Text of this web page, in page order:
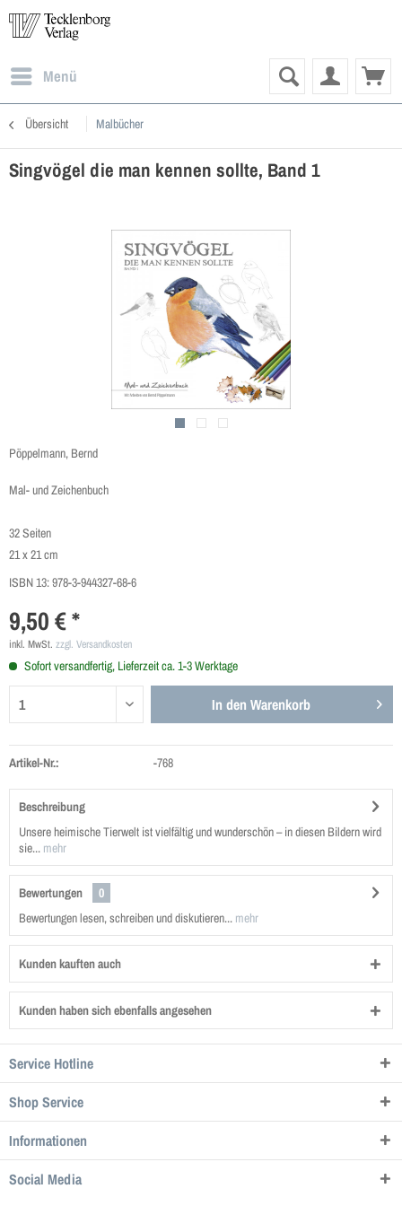
Menü
Übersicht Malbücher
Singvögel die man kennen sollte, Band 1
Pöppelmann, Bernd
Mal- und Zeichenbuch
32 Seiten
21 x 21 cm
ISBN 13:978-3-944327-68-6
9,50 € *
inkl. MwSt. zzgl. Versandkosten
Sofort versandfertig, Lieferzeit ca. 1-3 Werktage
In den Warenkorb
Artikel-Nr.: -768
Beschreibung
Unsere heimische Tierwelt ist vielfältig und wunderschön – in diesen Bildern wird
sie... mehr
Bewertungen
0
Bewertungen lesen, schreiben und diskutieren... mehr
Kunden kauften auch
Kunden haben sich ebenfalls angesehen
Service Hotline
Shop Service
Informationen
Social Media